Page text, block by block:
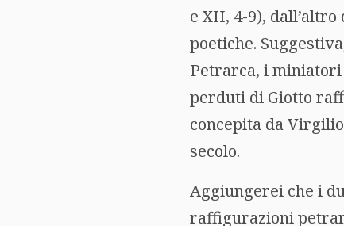
e XII, 4-9),
poetiche.
Petrarca, i miniatori
perduti di Giotto
concepita da
secolo.
Aggiungerei che i
raffigurazioni